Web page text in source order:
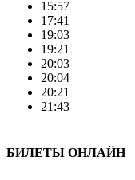
15:57
17:41
19:03
19:21
20:03
20:04
20:21
21:43
БИЛЕТЫ ОНЛАЙН